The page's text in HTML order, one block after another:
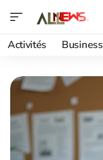
Activités Business